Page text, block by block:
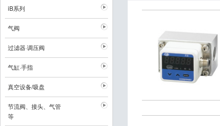
iB系列
气阀
过滤器·调压阀
气缸·手指
真空设备/吸盘
节流阀、接头、气管
等